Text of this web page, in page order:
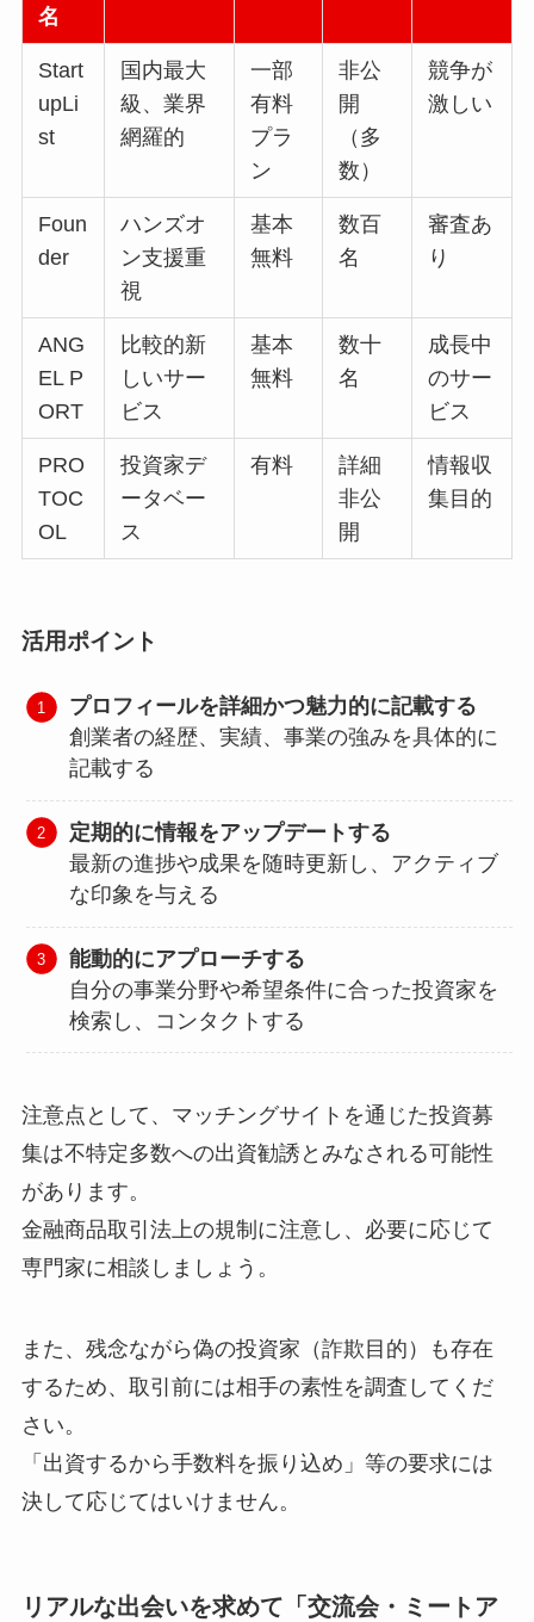
名
Start
upLi
st
国内最大
級、業界
網羅的
一部
有料
プラ
ン
非公
開
（多
数）
競争が
激しい
Foun
der
ハンズオ
ン支援重
視
基本
無料
数百
名
審査あ
り
ANG
EL P
ORT
比較的新
しいサー
ビス
基本
無料
数十
名
成長中
のサー
ビス
PRO
TOC
OL
投資家デ
ータベー
ス
有料
詳細
非公
開
情報収
集目的
活用ポイント
プロフィールを詳細かつ魅力的に記載する
創業者の経歴、実績、事業の強みを具体的に
記載する
定期的に情報をアップデートする
最新の進捗や成果を随時更新し、アクティブ
な印象を与える
能動的にアプローチする
自分の事業分野や希望条件に合った投資家を
検索し、コンタクトする
注意点として、マッチングサイトを通じた投資募
集は不特定多数への出資勧誘とみなされる可能性
があります。
金融商品取引法上の規制に注意し、必要に応じて
専門家に相談しましょう。
また、残念ながら偽の投資家（詐欺目的）も存在
するため、取引前には相手の素性を調査してくだ
さい。
「出資するから手数料を振り込め」等の要求には
決して応じてはいけません。
リアルな出会いを求めて「交流会・ミートア